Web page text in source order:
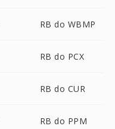
RB do WBMP
RB do PCX
RB do CUR
RB do PPM